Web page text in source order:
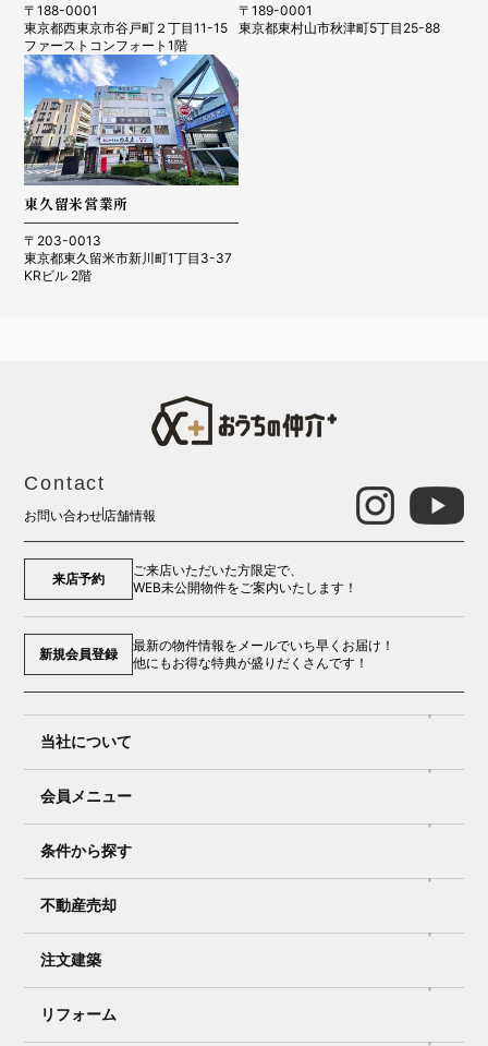
〒188-0001
東京都西東京市谷戸町２丁目11-15
ファーストコンフォート1階
〒189-0001
東京都東村山市秋津町5丁目25-88
東久留米営業所
〒203-0013
東京都東久留米市新川町1丁目3-37
KRビル 2階
Contact
お問い合わせ 店舗情報
来店予約
ご来店いただいた方限定で、
WEB未公開物件をご案内いたします！
新規会員登録
最新の物件情報をメールでいち早くお届け！
他にもお得な特典が盛りだくさんです！
当社について
会員メニュー
条件から探す
不動産売却
注文建築
リフォーム